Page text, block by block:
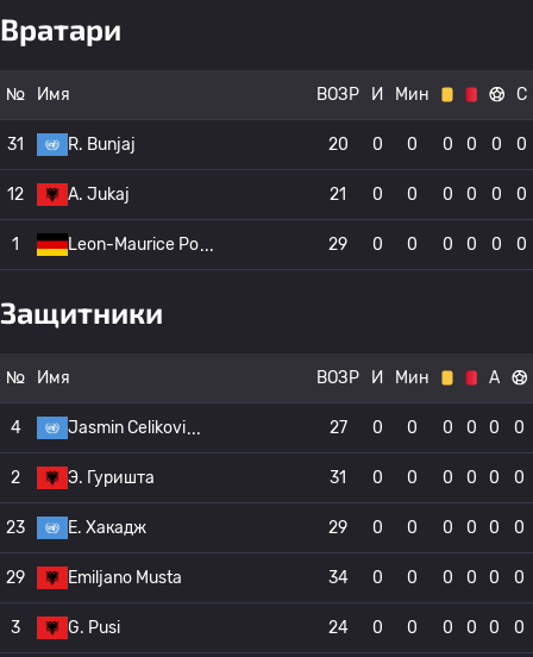
Вратари
№ Имя ВОЗР И Мин С
31 R. Bunjaj 20 0 0 0 0 0 0
12 A. Jukaj 21 0 0 0 0 0 0
1 Leon-Maurice Po 29 0 0 0 0 0 0
Защитники
№ Имя ВОЗР И Мин А
4 Jasmin Celikovi 27 0 0 0 0 0 0
2 Э. Гуришта 31 0 0 0 0 0 0
23 E. Хакадж 29 0 0 0 0 0 0
29 Emiljano Musta 34 0 0 0 0 0 0
3 G. Pusi 24 0 0 0 0 0 0